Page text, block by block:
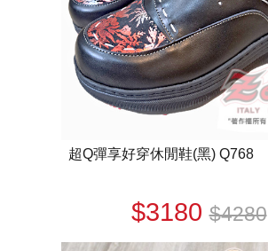
超Q彈享好穿休閒鞋(黑) Q768
$3180$4280